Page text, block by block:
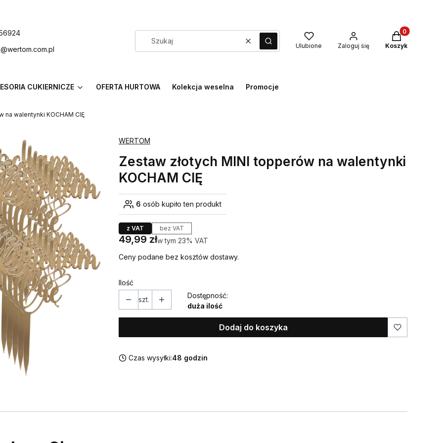
WyczyśćSzukaj Ulubione Zaloguj się
Produkty w
Koszyk
CUKIERNICZE OFERTA HURTOWA Kolekcja weselna Promocje
na walentynki KOCHAM CIĘ
WERTOM
Zestaw złotych MINI topperów na walentynki
KOCHAM CIĘ
6 osób kupiło ten produkt
z VAT bez VAT
Cena
49,99 złw tym 23% VAT
w tym 23% VAT
Ceny podane bez kosztów dostawy.
Ilość
szt.
Dostępność:
duża ilość
Dodaj do koszyka
Czas wysyłki:48 godzin